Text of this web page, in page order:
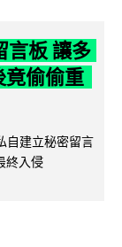
言板 讓多
竟偷偷重
自建立秘密留言
終入侵